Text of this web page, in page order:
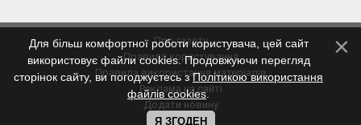
Про газету
Правила користування
Правила використання матеріалів
Реклама на сайті
Додати новину
Контакти
Для більш комфортної роботи користувача, цей сайт
використовує файли cookies. Продовжуючи перегляд
сторінок сайту, ви погоджуєтесь зПолітикою використання
файлів cookies.
Я ЗГОДЕН